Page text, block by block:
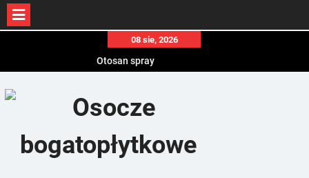
content
08 sie, 2026
Otosan spray